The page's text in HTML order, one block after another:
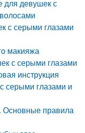
для девушек с
с серыми глазами
макияжа
с серыми глазами
инструкция
серыми глазами и
Основные правила